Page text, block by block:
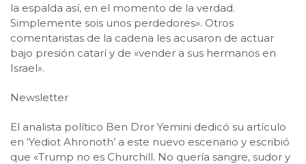
la espalda así, en el momento de la verdad.
Simplemente sois unos perdedores». Otros
comentaristas de la cadena les acusaron de actuar
bajo presión catarí y de «vender a sus hermanos en
Israel».
Newsletter
El analista político Ben Dror Yemini dedicó su artículo
en ‘Yediot Ahronoth’ a este nuevo escenario y escribió
que «Trump no es Churchill. No quería sangre, sudor y